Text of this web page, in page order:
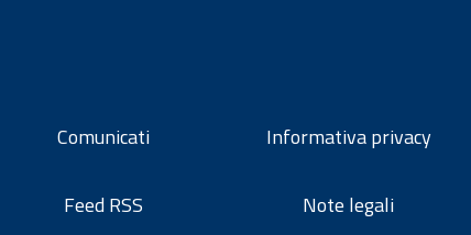
Comunicati
Feed RSS
Informativa privacy
Note legali